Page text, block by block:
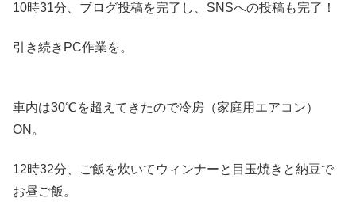
10時31分、ブログ投稿を完了し、SNSへの投稿も完了！
引き続きPC作業を。
車内は30℃を超えてきたので冷房（家庭用エアコン）
ON。
12時32分、ご飯を炊いてウィンナーと目玉焼きと納豆で
お昼ご飯。